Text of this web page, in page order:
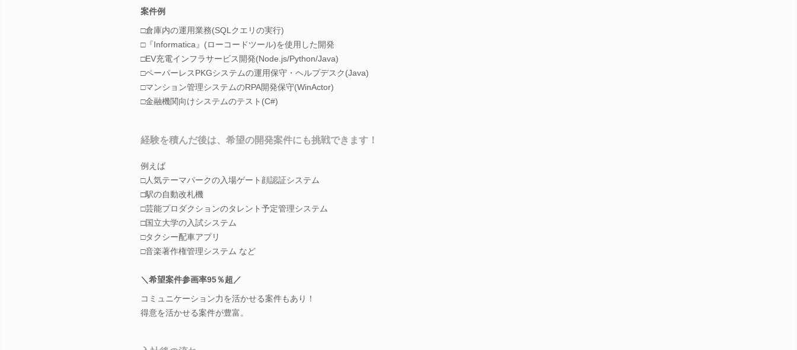
案件例
□倉庫内の運用業務(SQLクエリの実行)
□『Informatica』(ローコードツール)を使用した開発
□EV充電インフラサービス開発(Node.js/Python/Java)
□ペーパーレスPKGシステムの運用保守・ヘルプデスク(Java)
□マンション管理システムのRPA開発保守(WinActor)
□金融機関向けシステムのテスト(C#)
経験を積んだ後は、希望の開発案件にも挑戦できます！
例えば
□人気テーマパークの入場ゲート顔認証システム
□駅の自動改札機
□芸能プロダクションのタレント予定管理システム
□国立大学の入試システム
□タクシー配車アプリ
□音楽著作権管理システム など
＼希望案件参画率95％超／
コミュニケーション力を活かせる案件もあり！
得意を活かせる案件が豊富。